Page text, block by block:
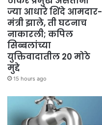
ज्या आधारे शिंदे आमदार-
मंत्री झाले, ती घटनाच
नाकारली; कपिल
सिब्बलांच्या
युक्तिवादातील 20 मोठे
मुद्दे
15 hours ago